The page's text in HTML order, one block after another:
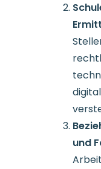
und